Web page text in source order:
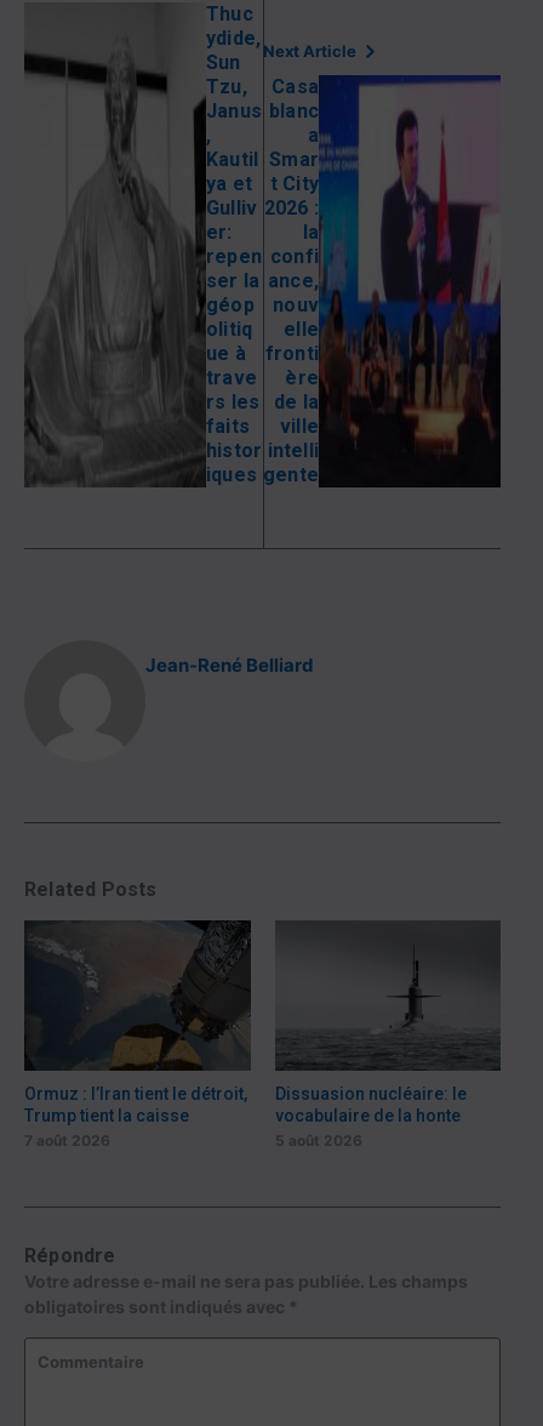
Thuc
ydide,
Sun
Tzu,
Janus
,
Kautil
ya et
Gulliv
er:
repen
ser la
géop
olitiq
ue à
trave
rs les
faits
histor
iques
Next Article
Casa
blanc
a
Smar
t City
2026 :
la
confi
ance,
nouv
elle
fronti
ère
de la
ville
intelli
gente
Jean-René Belliard
Related Posts
Ormuz : l’Iran tient le détroit,
Trump tient la caisse
7 août 2026
Dissuasion nucléaire: le
vocabulaire de la honte
5 août 2026
Répondre
Votre adresse e-mail ne sera pas publiée. Les champs
obligatoires sont indiqués avec *